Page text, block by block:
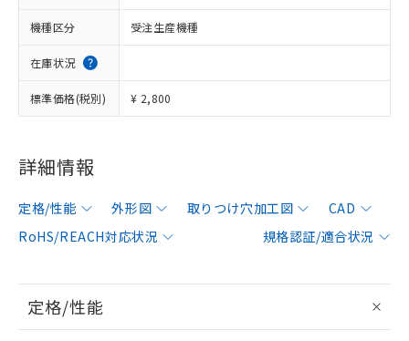
機種区分 受注生産機種
在庫状況
標準価格(税別) ¥ 2,800
詳細情報
定格/性能 外形図 取りつけ穴加工図
CAD
RoHS/REACH対応状況
規格認証/適合状況
定格/性能